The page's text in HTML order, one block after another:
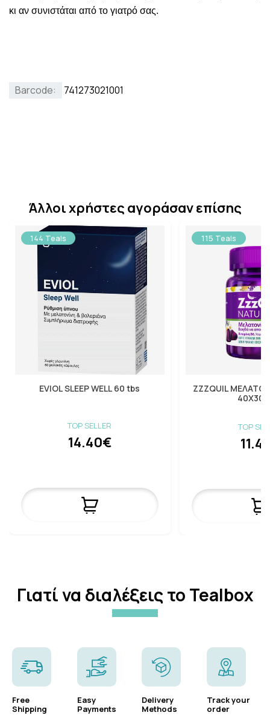
κι αν συνιστάται από το γιατρό σας.
Barcode: 741273021001
Άλλοι χρήστες αγοράσαν επίσης
144 Teals
EVIOL SLEEP WELL 60 tbs
TOP SELLER
14.40€
115 Teals
ZZZQUIL
TOP
Γιατί να διαλέξεις το Tealbox
Free
Shipping
Easy
Payments
Delivery
Methods
Track your
order